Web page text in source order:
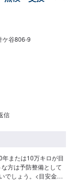
谷806‐9
信
または10万キロが目
方は予防整備として
でしょう。<目安金額